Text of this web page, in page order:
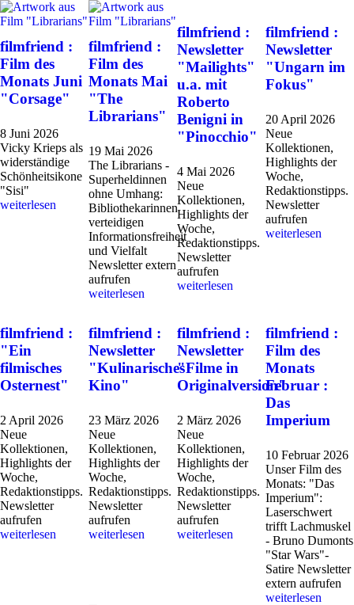
filmfriend :
Film des
Monats Juni
"Corsage"
8 Juni 2026
Vicky Krieps als
widerständige
Schönheitsikone
"Sisi"
weiterlesen
filmfriend :
Film des
Monats Mai
"The
Librarians"
19 Mai 2026
The Librarians -
Superheldinnen
ohne Umhang:
Bibliothekarinnen
verteidigen
Informationsfreiheit
und Vielfalt
Newsletter extern
aufrufen
weiterlesen
filmfriend :
Newsletter
"Mailights"
u.a. mit
Roberto
Benigni in
"Pinocchio"
4 Mai 2026
Neue
Kollektionen,
Highlights der
Woche,
Redaktionstipps.
Newsletter
aufrufen
weiterlesen
filmfriend :
Newsletter
"Ungarn im
Fokus"
20 April 2026
Neue
Kollektionen,
Highlights der
Woche,
Redaktionstipps.
Newsletter
aufrufen
weiterlesen
filmfriend :
"Ein
filmisches
Osternest"
2 April 2026
Neue
Kollektionen,
Highlights der
Woche,
Redaktionstipps.
Newsletter
aufrufen
weiterlesen
filmfriend :
Newsletter
"Kulinarisches
Kino"
23 März 2026
Neue
Kollektionen,
Highlights der
Woche,
Redaktionstipps.
Newsletter
aufrufen
weiterlesen
filmfriend :
Newsletter
"Filme in
Originalversion"
2 März 2026
Neue
Kollektionen,
Highlights der
Woche,
Redaktionstipps.
Newsletter
aufrufen
weiterlesen
filmfriend :
Film des
Monats
Februar :
Das
Imperium
10 Februar 2026
Unser Film des
Monats: "Das
Imperium":
Laserschwert
trifft Lachmuskel
- Bruno Dumonts
"Star Wars"-
Satire Newsletter
extern aufrufen
weiterlesen